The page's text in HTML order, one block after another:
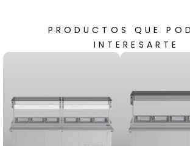
PRODUCTOS QUE
INTERESARTE